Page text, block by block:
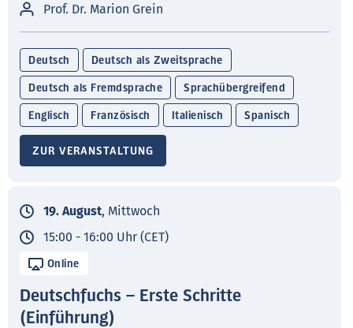
Prof. Dr. Marion Grein
Deutsch Deutsch als Zweitsprache
Deutsch als Fremdsprache Sprachübergreifend
Englisch Französisch Italienisch Spanisch
ZUR VERANSTALTUNG
19. August, Mittwoch
15:00 - 16:00 Uhr (CET)
Online
Deutschfuchs – Erste Schritte
(Einführung)